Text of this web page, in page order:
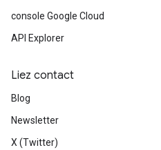
console Google Cloud
API Explorer
Liez contact
Blog
Newsletter
X (Twitter)